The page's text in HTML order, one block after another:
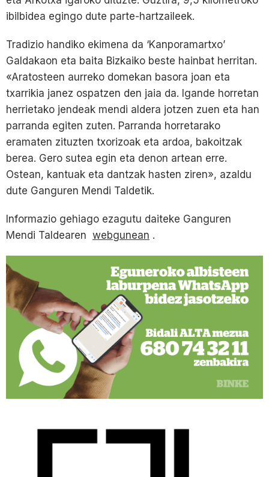
ibilbidea egingo dute parte-hartzaileek.
Tradizio handiko ekimena da ‘Kanporamartxo’
Galdakaon eta baita Bizkaiko beste hainbat herritan.
«Aratosteen aurreko domekan basora joan eta
txarrikia janez ospatzen den jaia da. Igande horretan
herrietako jendeak mendi aldera jotzen zuen eta han
parranda egiten zuten. Parranda horretarako
eramaten zituzten txorizoak eta ardoa, bakoitzak
berea. Gero sutea egin eta denon artean erre.
Ostean, kantuak eta dantzak hasten ziren», azaldu
dute Ganguren Mendi Taldetik.
Informazio gehiago ezagutu daiteke Ganguren
Mendi Taldearen webgunean .